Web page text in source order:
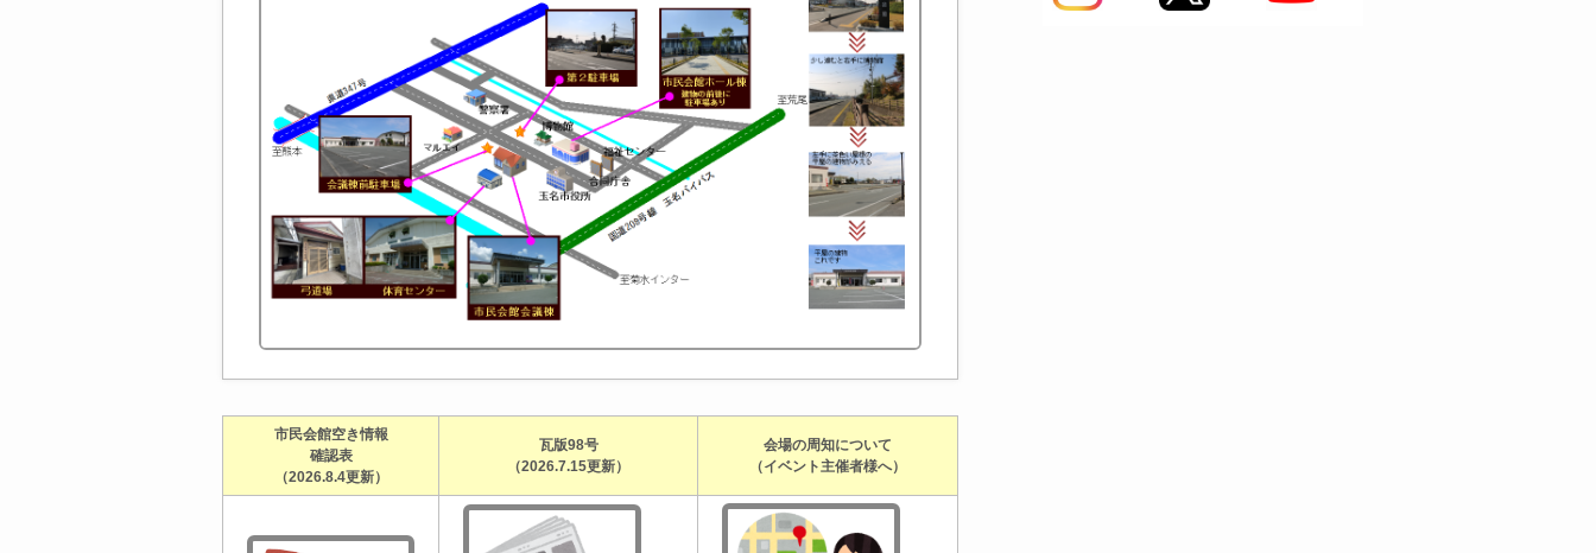
市民会館空き情報
確認表
（2026.8.4更新）
瓦版98号
（2026.7.15更新）
会場の周知について
（イベント主催者様へ）